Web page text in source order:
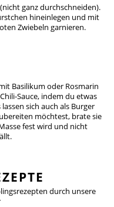
ganz durchschneiden).
hineinlegen und mit
Zwiebeln garnieren.
Basilikum oder Rosmarin
Sauce, indem du etwas
sich auch als Burger
möchtest, brate sie
fest wird und nicht
durch unsere